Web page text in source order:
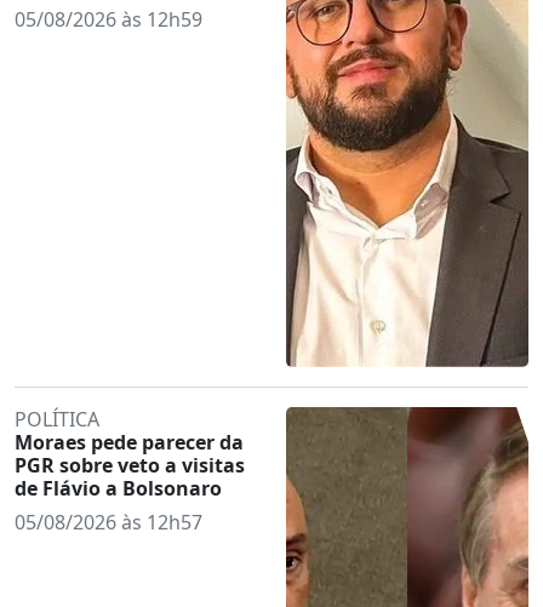
05/08/2026 às 12h59
POLÍTICA
Moraes pede parecer da
PGR sobre veto a visitas
de Flávio a Bolsonaro
05/08/2026 às 12h57